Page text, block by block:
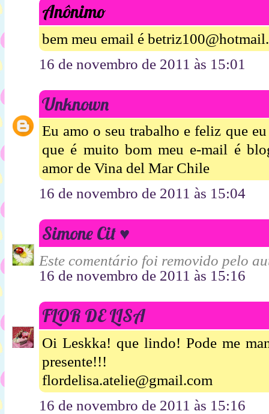
Anônimo
bem meu email é
16 de novembro de 2011 às 15:01
Unknown
Eu amo o seu trabalho e feliz que
que é muito bom meu e-mail é
amor de Vina del Mar Chile
16 de novembro de 2011 às 15:04
Simone Cit ♥
Este comentário foi removido pelo
16 de novembro de 2011 às 15:16
FLOR DE LISA
Oi Leskka! que lindo! Pode me
presente!!!
flordelisa.atelie@gmail.com
16 de novembro de 2011 às 15:16